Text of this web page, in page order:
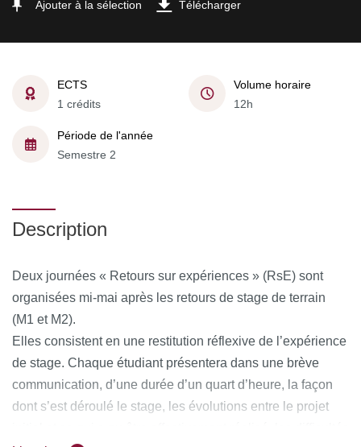
Ajouter à la sélection Télécharger
ECTS
1 crédits
Volume horaire
12h
Période de l'année
Semestre 2
Description
Deux journées « Retours sur expériences » (RsE) sont
organisées mi-mai après les retours de stage de terrain
(M1 et M2).
Elles consistent en une restitution réflexive de l’expérience
de stage. Chaque étudiant présentera dans une brève
communication, d’une durée d’un quart d’heure, la façon
dont s’est déroulé le stage, les évolutions entre le projet